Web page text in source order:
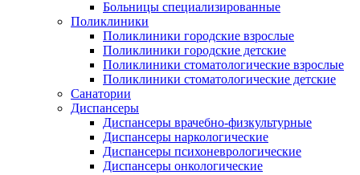
Больницы специализированные
Поликлиники
Поликлиники городские взрослые
Поликлиники городские детские
Поликлиники стоматологические взрослые
Поликлиники стоматологические детские
Санатории
Диспансеры
Диспансеры врачебно-физкультурные
Диспансеры наркологические
Диспансеры психоневрологические
Диспансеры онкологические